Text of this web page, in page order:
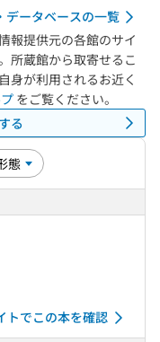
データベースの一覧
報提供元の各館のサイ
所蔵館から取寄せるこ
身が利用されるお近く
をご覧ください。
る
トでこの本を確認